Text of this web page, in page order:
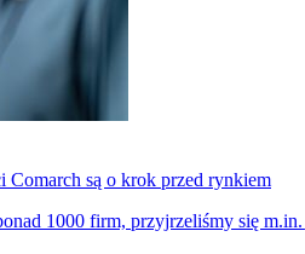
Comarch są o krok przed rynkiem
1000 firm, przyjrzeliśmy się